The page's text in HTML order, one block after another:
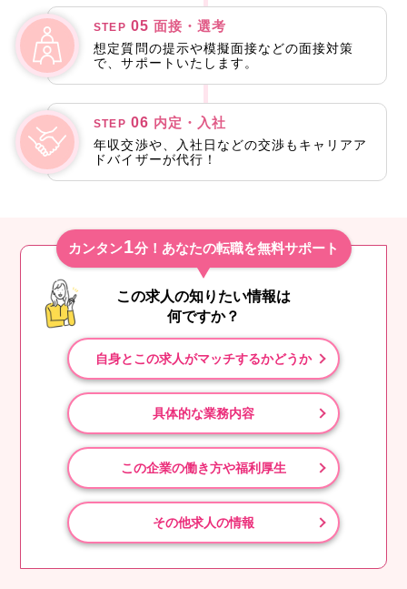
STEP 05 面接・選考
想定質問の提示や模擬面接などの面接対策
で、サポートいたします。
STEP 06 内定・入社
年収交渉や、入社日などの交渉もキャリアア
ドバイザーが代行！
カンタン1分！あなたの転職を無料サポート
この求人の知りたい情報は
何ですか？
自身とこの求人がマッチするかどうか
具体的な業務内容
この企業の働き方や福利厚生
その他求人の情報